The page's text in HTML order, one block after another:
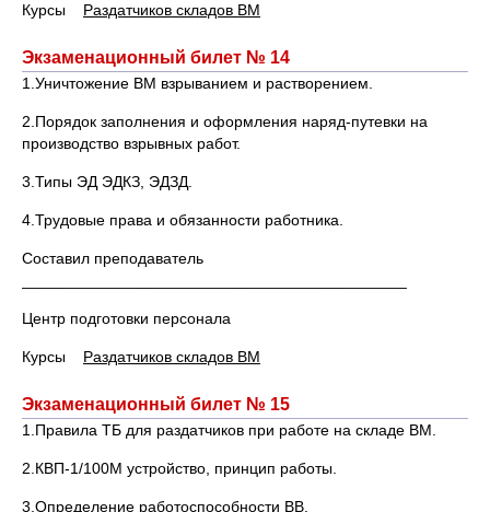
Курсы Раздатчиков складов ВМ
Экзаменационный билет № 14
1.Уничтожение ВМ взрыванием и растворением.
2.Порядок заполнения и оформления наряд-путевки на
производство взрывных работ.
3.Типы ЭД ЭДКЗ, ЭДЗД.
4.Трудовые права и обязанности работника.
Составил преподаватель
Центр подготовки персонала
Курсы Раздатчиков складов ВМ
Экзаменационный билет № 15
1.Правила ТБ для раздатчиков при работе на складе ВМ.
2.КВП-1/100М устройство, принцип работы.
3.Определение работоспособности ВВ.